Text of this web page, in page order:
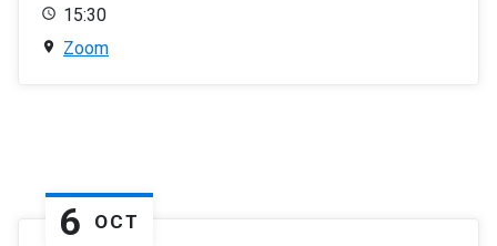
15:30
Zoom
6 OCT